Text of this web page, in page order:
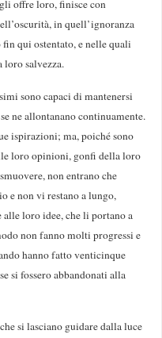
offre loro, finisce con
in quell’ignoranza
qui ostentato, e nel­le quali
salvezza.
sono capaci di mantenersi
ne allontanano continuamente.
ispirazioni; ma, poiché sono
loro opinioni, gonfi della loro
non entrano che
e non vi restano a lungo,
loro idee, che li portano a
non fanno molti progressi e
hanno fatto venticinque
si fossero abbandonati alla
si lasciano guidare dalla luce